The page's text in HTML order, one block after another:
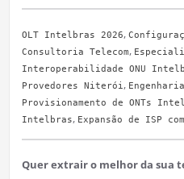
OLT Intelbras 2026,
Consultoria Telecom,
Interoperabilidade ONU
Provedores Niterói,
Provisionamento de ONTs
Intelbras, Expansão de ISP
Quer extrair o melhor da sua